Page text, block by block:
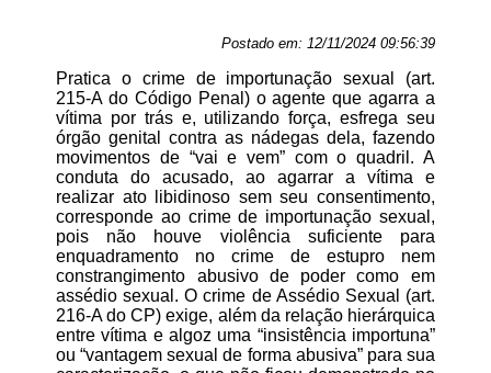
Postado em: 12/11/2024 09:56:39
Pratica o crime de importunação sexual (art.
215-A do Código Penal) o agente que agarra a
vítima por trás e, utilizando força, esfrega seu
órgão genital contra as nádegas dela, fazendo
movimentos de “vai e vem” com o quadril. A
conduta do acusado, ao agarrar a vítima e
realizar ato libidinoso sem seu consentimento,
corresponde ao crime de importunação sexual,
pois não houve violência suficiente para
enquadramento no crime de estupro nem
constrangimento abusivo de poder como em
assédio sexual. O crime de Assédio Sexual (art.
216-A do CP) exige, além da relação hierárquica
entre vítima e algoz uma “insistência importuna”
ou “vantagem sexual de forma abusiva” para sua